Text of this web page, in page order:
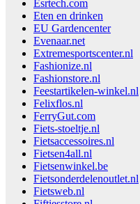
Esrtech.com
Eten en drinken
EU Gardencenter
Evenaar.net
Extremesportscenter.nl
Fashionize.nl
Fashionstore.nl
Feestartikelen-winkel.nl
Felixflos.nl
FerryGut.com
Fiets-stoeltje.nl
Fietsaccessoires.nl
Fietsen4all.nl
Fietsenwinkel.be
Fietsonderdelenoutlet.nl
Fietsweb.nl